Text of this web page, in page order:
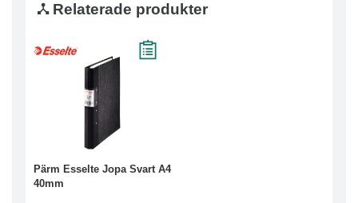
Relaterade produkter
Pärm Esselte Jopa Svart A4
40mm